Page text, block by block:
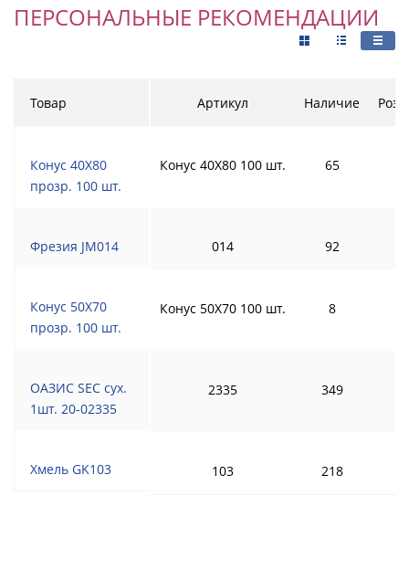
ПЕРСОНАЛЬНЫЕ РЕКОМЕНДАЦИИ
Товар
Конус 40Х80
прозр. 100 шт.
Фрезия JM014
Конус 50Х70
прозр. 100 шт.
ОАЗИС SEC сух.
1шт. 20-02335
Хмель GK103
Артикул Наличие
Конус 40Х80 100 шт. 65
014 92
Конус 50Х70 100 шт. 8
2335 349
103 218